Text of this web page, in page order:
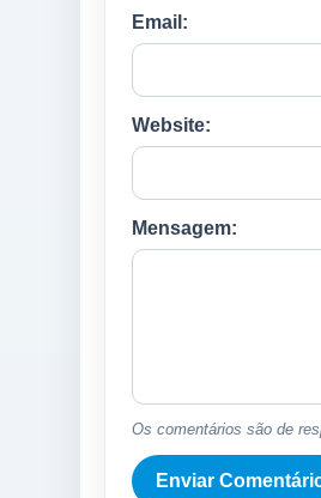
Email:
Website:
Mensagem:
Os comentários são de